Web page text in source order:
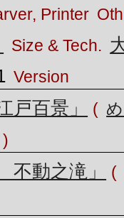
Printer
Size & Tech.
Version
戸百景」 (
)
不動之滝」
(